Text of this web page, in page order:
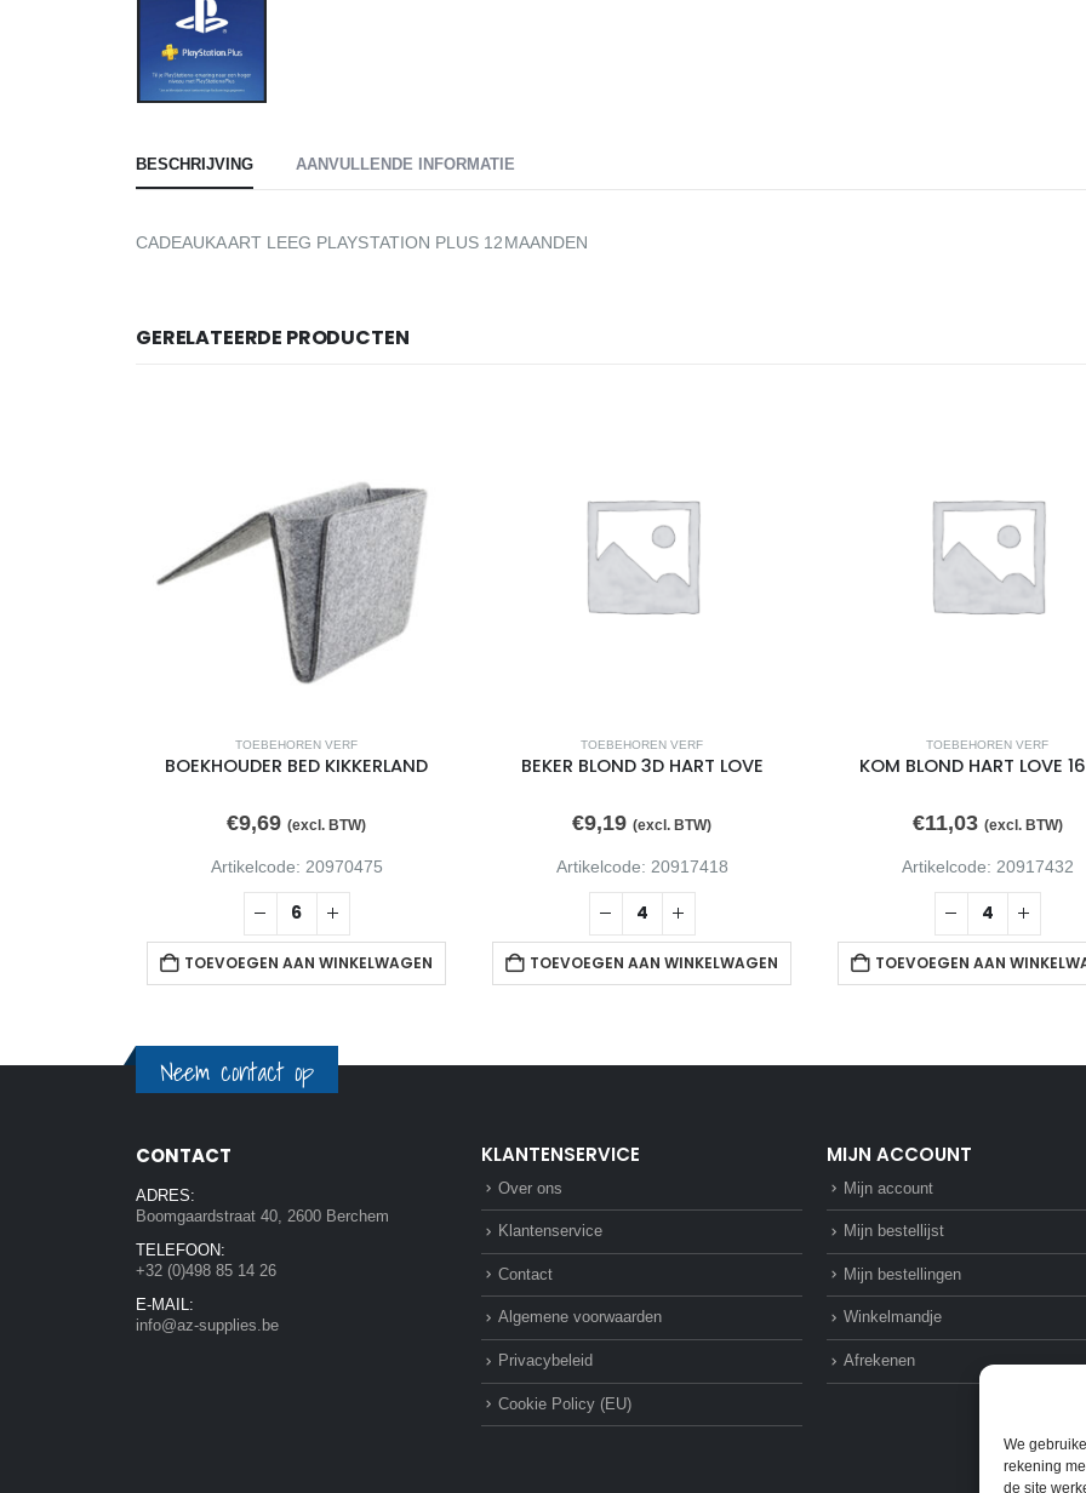
We
rekening
de site
BESCHRIJVING AANVULLENDE INFORMATIE
CADEAUKAART LEEG PLAYSTATION PLUS 12MAANDEN
GERELATEERDE PRODUCTEN
TOEBEHOREN VERF
BOEKHOUDER BED KIKKERLAND
€9,69 (excl. BTW)
Artikelcode: 20970475
TOEVOEGEN AAN WINKELWAGEN
TOEBEHOREN VERF
BEKER BLOND 3D HART LOVE
€9,19 (excl. BTW)
Artikelcode: 20917418
TOEVOEGEN AAN WINKELWAGEN
TOEBEHOREN VERF
KOM BLOND HART LOVE
€11,03 (excl. BTW)
Artikelcode: 20917432
TOEVOEGEN AAN
Neem contact op
CONTACT
ADRES:
Boomgaardstraat 40, 2600 Berchem
TELEFOON:
+32 (0)498 85 14 26
E-MAIL:
info@az-supplies.be
KLANTENSERVICE
Over ons
Klantenservice
Contact
Algemene voorwaarden
Privacybeleid
Cookie Policy (EU)
MIJN ACCOUNT
Mijn account
Mijn bestellijst
Mijn bestellingen
Winkelmandje
Afrekenen